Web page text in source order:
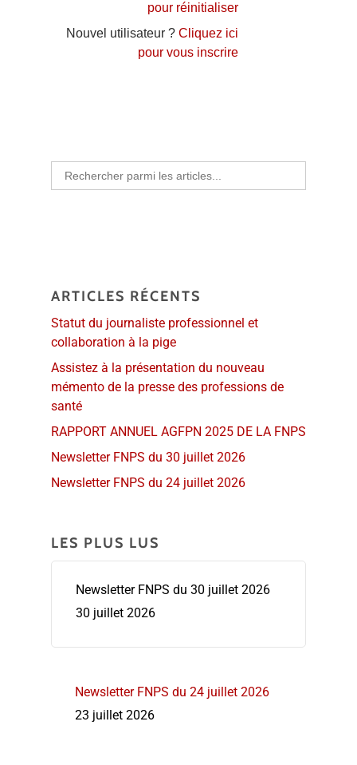
pour réinitialiser
Nouvel utilisateur ?Cliquez ici
pour vous inscrire
Search
for:
ARTICLES RÉCENTS
Statut du journaliste professionnel et
collaboration à la pige
Assistez à la présentation du nouveau
mémento de la presse des professions de
santé
RAPPORT ANNUEL AGFPN 2025 DE LA FNPS
Newsletter FNPS du 30 juillet 2026
Newsletter FNPS du 24 juillet 2026
LES PLUS LUS
Newsletter FNPS du 30 juillet 2026
30 juillet 2026
Newsletter FNPS du 24 juillet 2026
23 juillet 2026